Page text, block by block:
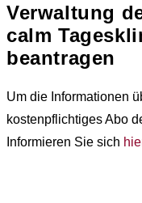
Verwaltung
calm
beantragen
Um die Informationen
kostenpflichtiges Abo
Informieren Sie sich